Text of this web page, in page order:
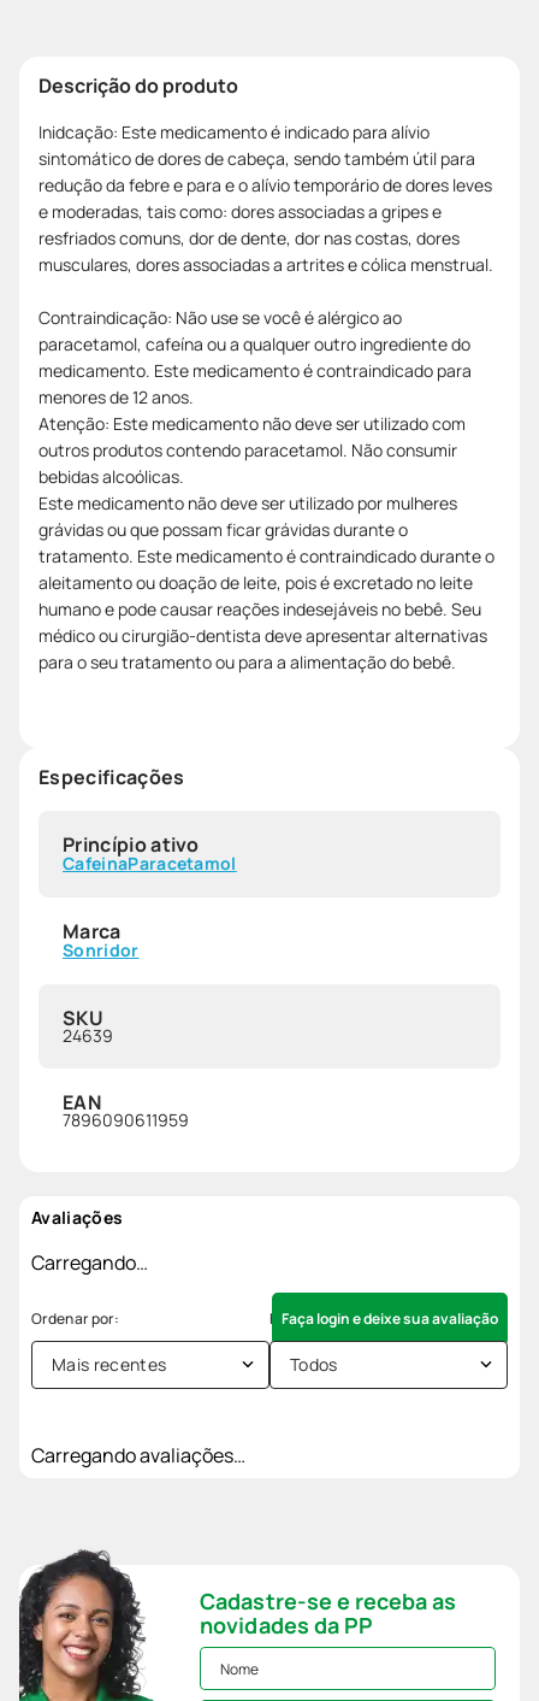
Descrição do produto
Inidcação: Este medicamento é indicado para alívio
sintomático de dores de cabeça, sendo também útil para
redução da febre e para e o alívio temporário de dores leves
e moderadas, tais como: dores associadas a gripes e
resfriados comuns, dor de dente, dor nas costas, dores
musculares, dores associadas a artrites e cólica menstrual.
Contraindicação: Não use se você é alérgico ao
paracetamol, cafeína ou a qualquer outro ingrediente do
medicamento. Este medicamento é contraindicado para
menores de 12 anos.
Atenção: Este medicamento não deve ser utilizado com
outros produtos contendo paracetamol. Não consumir
bebidas alcoólicas.
Este medicamento não deve ser utilizado por mulheres
grávidas ou que possam ficar grávidas durante o
tratamento. Este medicamento é contraindicado durante o
aleitamento ou doação de leite, pois é excretado no leite
humano e pode causar reações indesejáveis no bebê. Seu
médico ou cirurgião-dentista deve apresentar alternativas
para o seu tratamento ou para a alimentação do bebê.
Especificações
Princípio ativo
CafeinaParacetamol
Marca
Sonridor
SKU
24639
EAN
7896090611959
Avaliações
Carregando…
Faça login e deixe sua avaliação
Mais recentes Todos
Carregando avaliações…
Cadastre-se e receba as
novidades da PP